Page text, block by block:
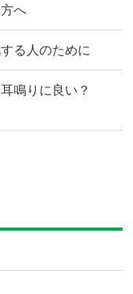
へ
る人のために
鳴りに良い？